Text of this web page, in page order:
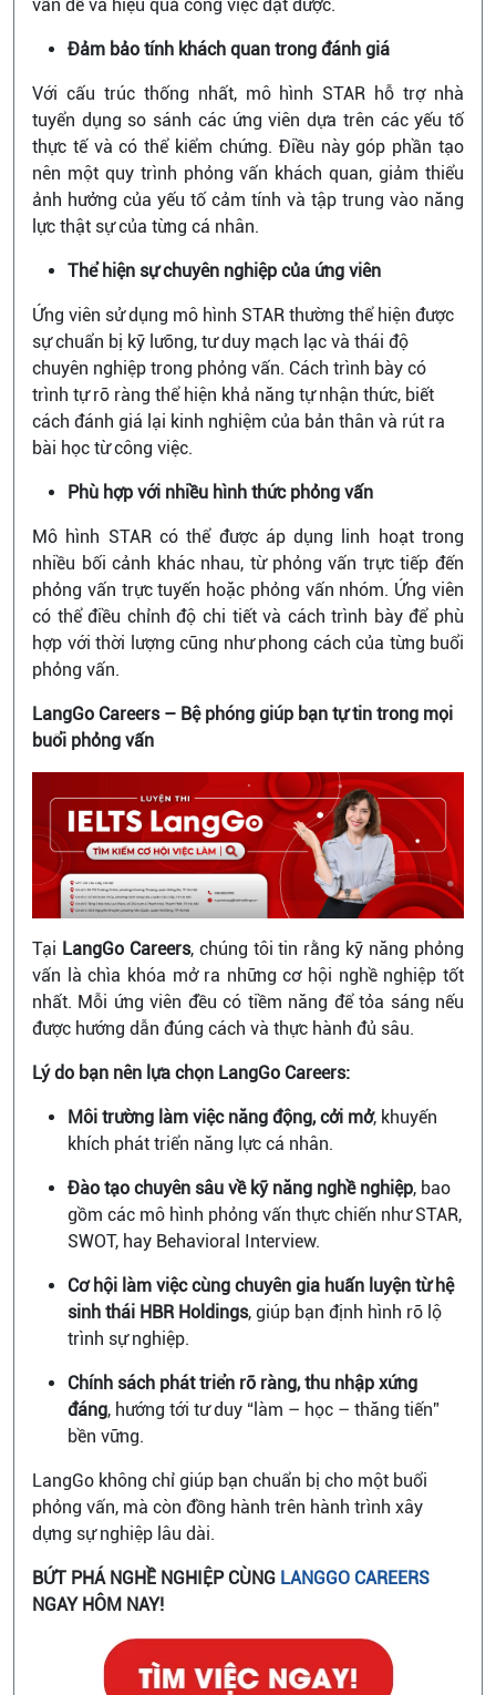
vấn đề và hiệu quả công việc đạt được.
Đảm bảo tính khách quan trong đánh giá
Với cấu trúc thống nhất, mô hình STAR hỗ trợ nhà
tuyển dụng so sánh các ứng viên dựa trên các yếu tố
thực tế và có thể kiểm chứng. Điều này góp phần tạo
nên một quy trình phỏng vấn khách quan, giảm thiểu
ảnh hưởng của yếu tố cảm tính và tập trung vào năng
lực thật sự của từng cá nhân.
Thể hiện sự chuyên nghiệp của ứng viên
Ứng viên sử dụng mô hình STAR thường thể hiện được
sự chuẩn bị kỹ lưỡng, tư duy mạch lạc và thái độ
chuyên nghiệp trong phỏng vấn. Cách trình bày có
trình tự rõ ràng thể hiện khả năng tự nhận thức, biết
cách đánh giá lại kinh nghiệm của bản thân và rút ra
bài học từ công việc.
Phù hợp với nhiều hình thức phỏng vấn
Mô hình STAR có thể được áp dụng linh hoạt trong
nhiều bối cảnh khác nhau, từ phỏng vấn trực tiếp đến
phỏng vấn trực tuyến hoặc phỏng vấn nhóm. Ứng viên
có thể điều chỉnh độ chi tiết và cách trình bày để phù
hợp với thời lượng cũng như phong cách của từng buổi
phỏng vấn.
LangGo Careers – Bệ phóng giúp bạn tự tin trong mọi
buổi phỏng vấn
Tại LangGo Careers, chúng tôi tin rằng kỹ năng phỏng
vấn là chìa khóa mở ra những cơ hội nghề nghiệp tốt
nhất. Mỗi ứng viên đều có tiềm năng để tỏa sáng nếu
được hướng dẫn đúng cách và thực hành đủ sâu.
Lý do bạn nên lựa chọn LangGo Careers:
Môi trường làm việc năng động, cởi mở, khuyến
khích phát triển năng lực cá nhân.
Đào tạo chuyên sâu về kỹ năng nghề nghiệp, bao
gồm các mô hình phỏng vấn thực chiến như STAR,
SWOT, hay Behavioral Interview.
Cơ hội làm việc cùng chuyên gia huấn luyện từ hệ
sinh thái HBR Holdings, giúp bạn định hình rõ lộ
trình sự nghiệp.
Chính sách phát triển rõ ràng, thu nhập xứng
đáng, hướng tới tư duy “làm – học – thăng tiến”
bền vững.
LangGo không chỉ giúp bạn chuẩn bị cho một buổi
phỏng vấn, mà còn đồng hành trên hành trình xây
dựng sự nghiệp lâu dài.
BỨT PHÁ NGHỀ NGHIỆP CÙNG LANGGO CAREERS
NGAY HÔM NAY!